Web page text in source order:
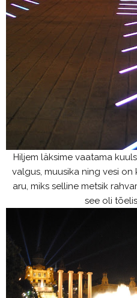
Hiljem läksime vaatama
valgus, muusika ning vesi
aru, miks selline metsik
see oli